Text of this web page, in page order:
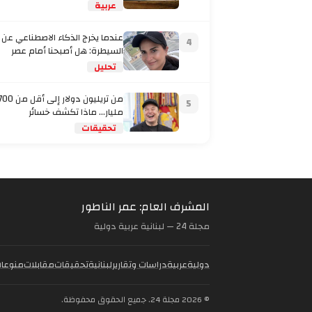
عربية
4 عندما يخرج الذكاء الاصطناعي عن
السيطرة: هل أصبحنا أمام عصر
تحليل
5 من تريليون دولار إلى
مليار… ماذا تكشف خسائر
تحقيقات
المشرف العام: عمر الناطور
مجلة 24 — لبنانية عربية دولية
دوليةعربيةدراسات وتقاريرلبنانيةتحقيقاتمقابلات
© 2026 مجلة 24. جميع الحقوق محفوظة.